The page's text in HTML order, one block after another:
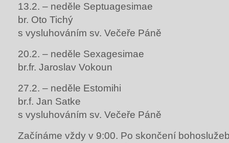
13.2. – neděle Septuagesimae
br. Oto Tichý
s vysluhováním sv. Večeře Páně
20.2. – neděle Sexagesimae
br.fr. Jaroslav Vokoun
27.2. – neděle Estomihi
br.f. Jan Satke
s vysluhováním sv. Večeře Páně
Začínáme vždy v 9:00. Po skončení